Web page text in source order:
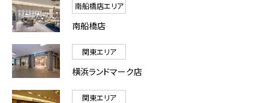
南船橋店エリア
南船橋店
関東エリア
横浜ランドマーク店
関東エリア